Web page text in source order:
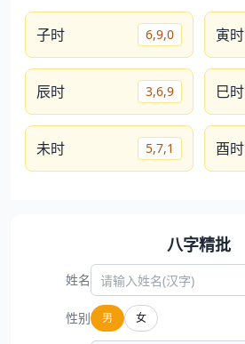
子时 6,9,0 寅时
辰时 3,6,9 巳时
未时 5,7,1 酉时
八字精批
姓名
性别 男 女